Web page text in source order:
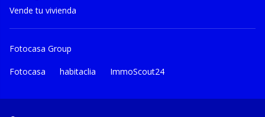
Vende tu vivienda
Fotocasa Group
Fotocasa habitaclia ImmoScout24